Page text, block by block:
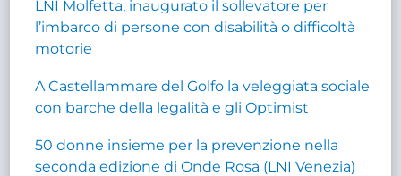
LNI Molfetta, inaugurato il sollevatore per
l’imbarco di persone con disabilità o difficoltà
motorie
A Castellammare del Golfo la veleggiata sociale
con barche della legalità e gli Optimist
50 donne insieme per la prevenzione nella
seconda edizione di Onde Rosa (LNI Venezia)